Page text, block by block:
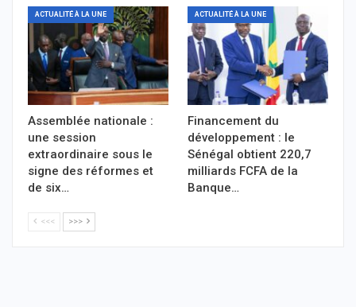
ACTUALITÉ À LA UNE
Assemblée nationale :
une session
extraordinaire sous le
signe des réformes et
de six…
ACTUALITÉ À LA UNE
Financement du
développement : le
Sénégal obtient 220,7
milliards FCFA de la
Banque…
<<< >>>